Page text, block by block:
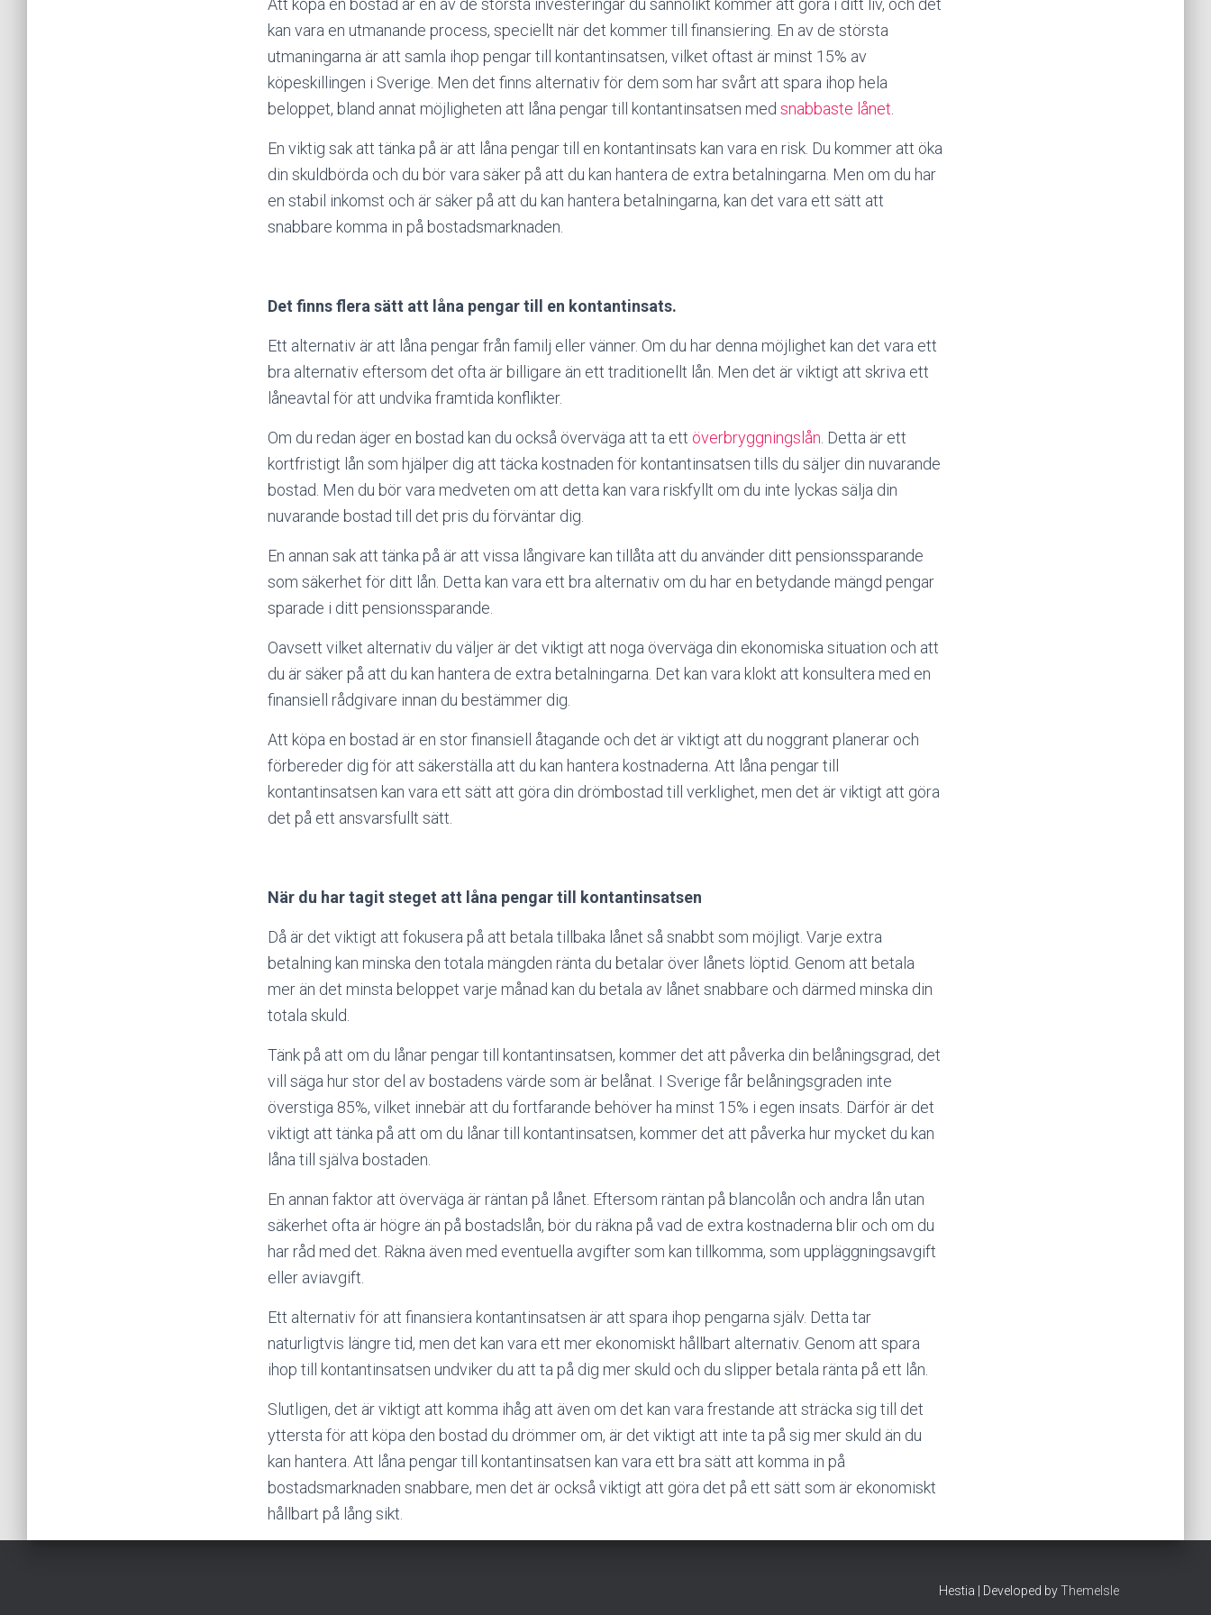
Att köpa en bostad är en av de största investeringar du sannolikt kommer att göra i ditt liv, och det
kan vara en utmanande process, speciellt när det kommer till finansiering. En av de största
utmaningarna är att samla ihop pengar till kontantinsatsen, vilket oftast är minst 15% av
köpeskillingen i Sverige. Men det finns alternativ för dem som har svårt att spara ihop hela
beloppet, bland annat möjligheten att låna pengar till kontantinsatsen med snabbaste lånet
En viktig sak att tänka på är att låna pengar till en kontantinsats kan vara en risk. Du kommer att öka
din skuldbörda och du bör vara säker på att du kan hantera de extra betalningarna. Men om du har
en stabil inkomst och är säker på att du kan hantera betalningarna, kan det vara ett sätt att
snabbare komma in på bostadsmarknaden.
Det finns flera sätt att låna pengar till en kontantinsats.
Ett alternativ är att låna pengar från familj eller vänner. Om du har denna möjlighet kan det vara ett
bra alternativ eftersom det ofta är billigare än ett traditionellt lån. Men det är viktigt att skriva ett
låneavtal för att undvika framtida konflikter.
Om du redan äger en bostad kan du också överväga att ta ett överbryggningslån . Detta är ett
kortfristigt lån som hjälper dig att täcka kostnaden för kontantinsatsen tills du säljer din nuvarande
bostad. Men du bör vara medveten om att detta kan vara riskfyllt om du inte lyckas sälja din
nuvarande bostad till det pris du förväntar dig.
En annan sak att tänka på är att vissa långivare kan tillåta att du använder ditt pensionssparande
som säkerhet för ditt lån. Detta kan vara ett bra alternativ om du har en betydande mängd pengar
sparade i ditt pensionssparande.
Oavsett vilket alternativ du väljer är det viktigt att noga överväga din ekonomiska situation och att
du är säker på att du kan hantera de extra betalningarna. Det kan vara klokt att konsultera med en
finansiell rådgivare innan du bestämmer dig.
Att köpa en bostad är en stor finansiell åtagande och det är viktigt att du noggrant planerar och
förbereder dig för att säkerställa att du kan hantera kostnaderna. Att låna pengar till
kontantinsatsen kan vara ett sätt att göra din drömbostad till verklighet, men det är viktigt att göra
det på ett ansvarsfullt sätt.
När du har tagit steget att låna pengar till kontantinsatsen
Då är det viktigt att fokusera på att betala tillbaka lånet så snabbt som möjligt. Varje extra
betalning kan minska den totala mängden ränta du betalar över lånets löptid. Genom att betala
mer än det minsta beloppet varje månad kan du betala av lånet snabbare och därmed minska din
totala skuld.
Tänk på att om du lånar pengar till kontantinsatsen, kommer det att påverka din belåningsgrad, det
vill säga hur stor del av bostadens värde som är belånat. I Sverige får belåningsgraden inte
överstiga 85%, vilket innebär att du fortfarande behöver ha minst 15% i egen insats. Därför är det
viktigt att tänka på att om du lånar till kontantinsatsen, kommer det att påverka hur mycket du kan
låna till själva bostaden.
En annan faktor att överväga är räntan på lånet. Eftersom räntan på blancolån och andra lån utan
säkerhet ofta är högre än på bostadslån, bör du räkna på vad de extra kostnaderna blir och om du
har råd med det. Räkna även med eventuella avgifter som kan tillkomma, som uppläggningsavgift
eller aviavgift.
Ett alternativ för att finansiera kontantinsatsen är att spara ihop pengarna själv. Detta tar
naturligtvis längre tid, men det kan vara ett mer ekonomiskt hållbart alternativ. Genom att spara
ihop till kontantinsatsen undviker du att ta på dig mer skuld och du slipper betala ränta på ett lån.
Slutligen, det är viktigt att komma ihåg att även om det kan vara frestande att sträcka sig till det
yttersta för att köpa den bostad du drömmer om, är det viktigt att inte ta på sig mer skuld än du
kan hantera. Att låna pengar till kontantinsatsen kan vara ett bra sätt att komma in på
bostadsmarknaden snabbare, men det är också viktigt att göra det på ett sätt som är ekonomiskt
hållbart på lång sikt.
Hestia | Developed byThemeIsle